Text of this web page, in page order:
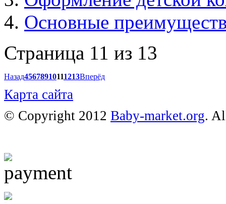
Основные
Страница 11 из 13
Назад45678910111213Вперёд
Карта сайта
© Copyright 2012 Baby-market.org.